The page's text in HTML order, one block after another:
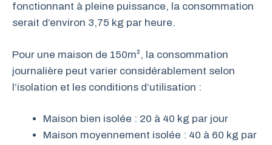
fonctionnant à pleine puissance, la consommation
serait d’environ 3,75 kg par heure.
Pour une maison de 150m², la consommation
journalière peut varier considérablement selon
l’isolation et les conditions d’utilisation :
Maison bien isolée : 20 à 40 kg par jour
Maison moyennement isolée : 40 à 60 kg par